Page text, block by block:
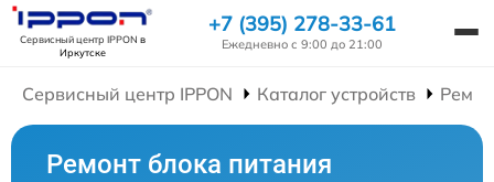
Сервисный центр IPPON в
Иркутске
+7 (395) 278-33-61
Ежедневно с 9:00 до 21:00
Сервисный центр IPPON Каталог устройств
Ремонт блока питания